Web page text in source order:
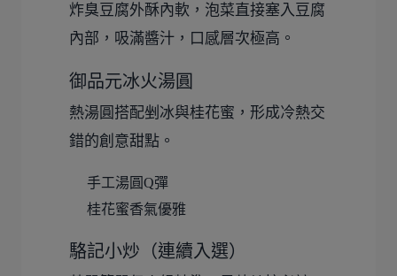
炸臭豆腐外酥內軟，泡菜直接塞入豆腐
內部，吸滿醬汁，口感層次極高。
御品元冰火湯圓
熱湯圓搭配剉冰與桂花蜜，形成冷熱交
錯的創意甜點。
手工湯圓Q彈
桂花蜜香氣優雅
駱記小炒（連續入選）